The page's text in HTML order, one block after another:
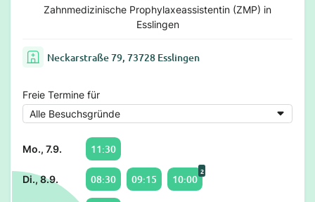
Zahnmedizinische Prophylaxeassistentin (ZMP) in
Esslingen
Neckarstraße 79, 73728 Esslingen
Freie Termine für
Mo., 7.9. 11:30
Di., 8.9. 08:30 09:15 10:00
2